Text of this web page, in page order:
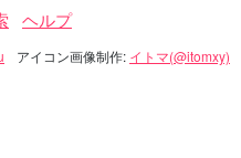
ヘルプ
アイコン画像制作: イトマ(@itomxy)